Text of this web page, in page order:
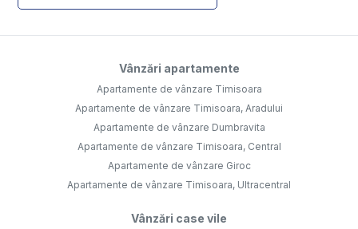
Vânzări apartamente
Apartamente de vânzare Timisoara
Apartamente de vânzare Timisoara, Aradului
Apartamente de vânzare Dumbravita
Apartamente de vânzare Timisoara, Central
Apartamente de vânzare Giroc
Apartamente de vânzare Timisoara, Ultracentral
Vânzări case vile